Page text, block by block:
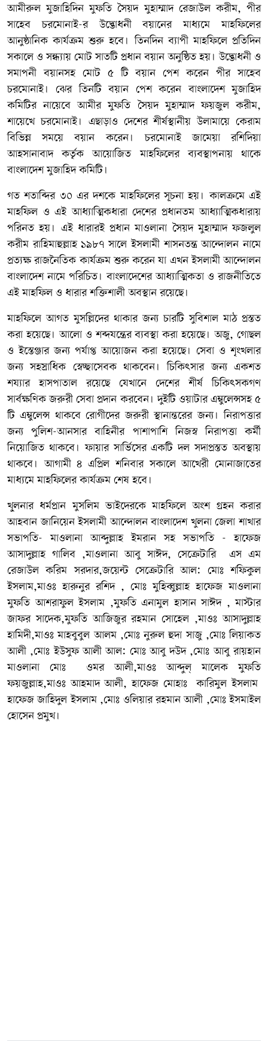
আমীরুল মুজাহিদিন মুফতি সৈয়দ মুহাম্মাদ রেজাউল করীম, পীর
সাহেব চরমোনাই-র উদ্ভোধনী বয়ানের মাধ্যমে মাহফিলের
আনুষ্ঠানিক কার্যক্রম শুরু হবে। তিনদিন ব্যাপী মাহফিলে প্রতিদিন
সকালে ও সন্ধ্যায় মোট সাতটি প্রধান বয়ান অনুষ্ঠিত হয়। উদ্ভোধনী ও
সমাপনী বয়ানসহ মোট ৫ টি বয়ান পেশ করেন পীর সাহেব
চরমোনাই। ঝের তিনটি বয়ান পেশ করেন বাংলাদেশ মুজাহিদ
কমিটির নায়েবে আমীর মুফতি সৈয়দ মুহাম্মাদ ফয়জুল করীম,
শায়েখে চরমোনাই। এছাড়াও দেশের শীর্ষস্থানীয় উলামায়ে কেরাম
বিভিন্ন সময়ে বয়ান করেন। চরমোনাই জামেয়া রশিদিয়া
আহসানাবাদ কর্তৃক আয়োজিত মাহফিলের ব্যবস্থাপনায় থাকে
বাংলাদেশ মুজাহিদ কমিটি।
গত শতাব্দির ৩০ এর দশকে মাহফিলের সূচনা হয়। কালক্রমে এই
মাহফিল ও এই আধ্যাত্মিকধারা দেশের প্রধানতম আধ্যাত্মিকধারায়
পরিনত হয়। এই ধারারই প্রধান মাওলানা সৈয়দ মুহাম্মাদ ফজলুল
করীম রাহিমাহুল্লাহ ১৯৮৭ সালে ইসলামী শাসনতন্ত্র আন্দোলন নামে
প্রত্যক্ষ রাজনৈতিক কার্যক্রম শুরু করেন যা এখন ইসলামী আন্দোলন
বাংলাদেশ নামে পরিচিত। বাংলাদেশের আধ্যাত্মিকতা ও রাজনীতিতে
এই মাহফিল ও ধারার শক্তিশালী অবস্থান রয়েছে।
মাহফিলে আগত মুসল্লিদের থাকার জন্য চারটি সুবিশাল মাঠ প্রস্তত
করা হয়েছে। আলো ও শব্দযন্ত্রের ব্যবস্থা করা হয়েছে। অজু, গোছল
ও ইস্তেঞ্জার জন্য পর্যাপ্ত আয়োজন করা হয়েছে। সেবা ও শৃংখলার
জন্য সহস্রাধিক স্বেচ্ছাসেবক থাকবেন। চিকিৎসার জন্য একশত
শয্যার হাসপাতাল রয়েছে যেখানে দেশের শীর্ষ চিকিৎসকগণ
সার্বক্ষণিক জরুরী সেবা প্রদান করবেন। দুইটি ওয়াটার এম্বুলেন্সসহ ৫
টি এম্বুলেন্স থাকবে রোগীদের জরুরী স্থানান্তরের জন্য। নিরাপত্তার
জন্য পুলিশ-আনসার বাহিনীর পাশাপাশি নিজস্ব নিরাপত্তা কর্মী
নিয়োজিত থাকবে। ফায়ার সার্ভিসের একটি দল সদাপ্রস্তত অবস্থায়
থাকবে। আগামী ৪ এপ্রিল শনিবার সকালে আখেরী মোনাজাতের
মাধ্যমে মাহফিলের কার্যক্রম শেষ হবে।
খু্লনার ধর্মপ্রান মুসলিম ভাইদেরকে মাহফিলে অংশ গ্রহন করার
আহবান জানিয়েন ইসলামী আন্দোলন বাংলাদেশ খুলনা জেলা শাখার
সভাপতি- মাওলানা আব্দুল্লাহ ইমরান সহ সভাপতি - হাফেজ
আসাদুল্লাহ গালিব ,মাওলানা আবু সাঈদ, সেক্রেটারি এস এম
রেজাউল করিম সরদার,জয়েন্ট সেক্রেটারি আল: মোঃ শফিকুল
ইসলাম,মাওঃ হারুনুর রশিদ , মোঃ মুহিব্বুল্লাহ হাফেজ মাওলানা
মুফতি আশরাফুল ইসলাম ,মুফতি এনামুল হাসান সাঈদ , মাস্টার
জাফর সাদেক,মুফতি আজিজুর রহমান সোহেল ,মাওঃ আসাদুল্লাহ
হামিদী,মাওঃ মাহবুবুল আলম ,মোঃ নুরুল হুদা সাজু ,মোঃ লিয়াকত
আলী ,মোঃ ইউসুফ আলী আল: মোঃ আবু দউদ ,মোঃ আবু রায়হান
মাওলানা মোঃ ওমর আলী,মাওঃ আব্দুল্ মালেক মুফতি
ফয়জুল্লাহ,মাওঃ আহমাদ আলী, হাফেজ মোহাঃ কারিমুল ইসলাম
হাফেজ জাহিদুল ইসলাম ,মোঃ ওলিয়ার রহমান আলী ,মোঃ ইসমাইল
হোসেন প্রমুখ।